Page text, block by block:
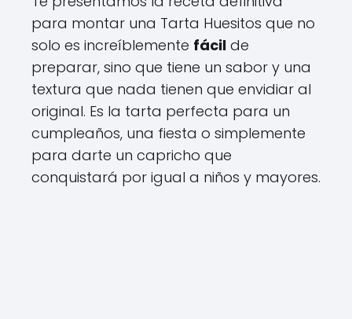
para montar una Tarta Huesitos que no
solo es increíblemente fácil de
preparar, sino que tiene un sabor y una
textura que nada tienen que envidiar al
original. Es la tarta perfecta para un
cumpleaños, una fiesta o simplemente
para darte un capricho que
conquistará por igual a niños y mayores.